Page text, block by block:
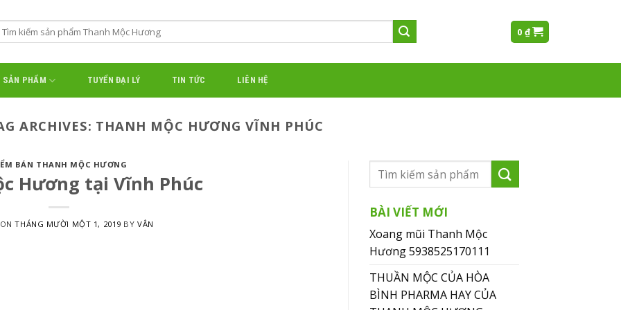
0 ₫
SẢN PHẨM TUYỂN ĐẠI LÝ TIN TỨC LIÊN HỆ
ARCHIVES: THANH MỘC HƯƠNG VĨNH PHÚC
BÁN THANH MỘC HƯƠNG
Hương tại Vĩnh Phúc
ONTHÁNG MƯỜI MỘT 1, 2019 BY VÂN
BÀI VIẾT MỚI
Xoang mũi Thanh Mộc
Hương 5938525170111
THUẦN MỘC CỦA HÒA
BÌNH PHARMA HAY CỦA